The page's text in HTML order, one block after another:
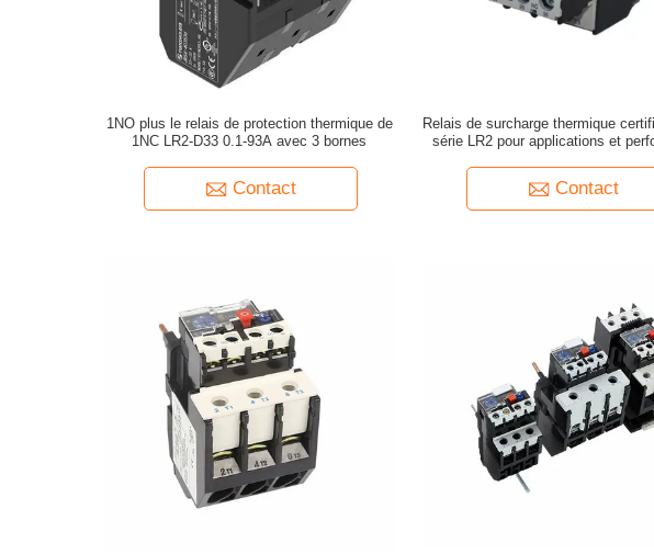
1NO plus le relais de protection thermique de
1NC LR2-D33 0.1-93A avec 3 bornes
Contact
Relais de surcharge thermique
série LR2 pour applications et
Contact